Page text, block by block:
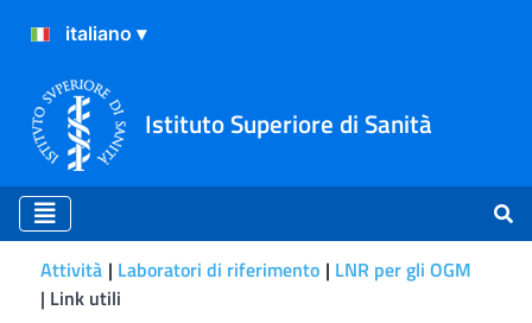
Istituto Superiore di Sanità
Attività Laboratori di riferimento LNR per gli OGM
Link utili